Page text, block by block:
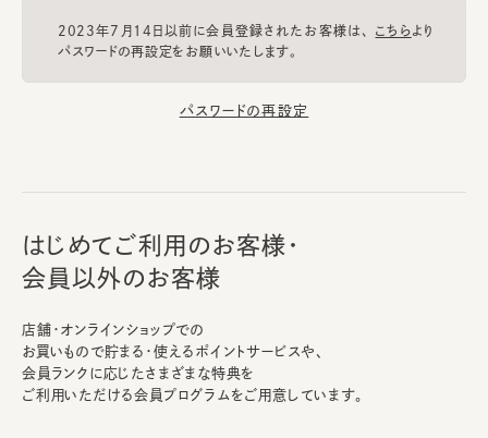
2023年7月14日以前に会員登録されたお客様は、 こちらより
パスワードの再設定をお願いいたします。
パスワードの再設定
はじめてご利用のお客様・
会員以外のお客様
店舗・オンラインショップでの
お買いもので貯まる・使えるポイントサービスや、
会員ランクに応じたさまざまな特典を
ご利用いただける会員プログラムをご用意しています。